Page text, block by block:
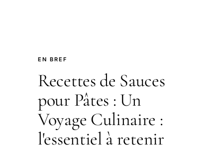
EN BREF
Recettes de Sauces
pour Pâtes : Un
Voyage Culinaire :
l'essentiel à retenir